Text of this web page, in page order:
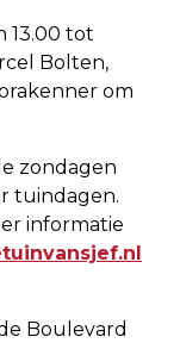
13.00 tot
Bolten,
om
zondagen
tuindagen.
informatie
Boulevard